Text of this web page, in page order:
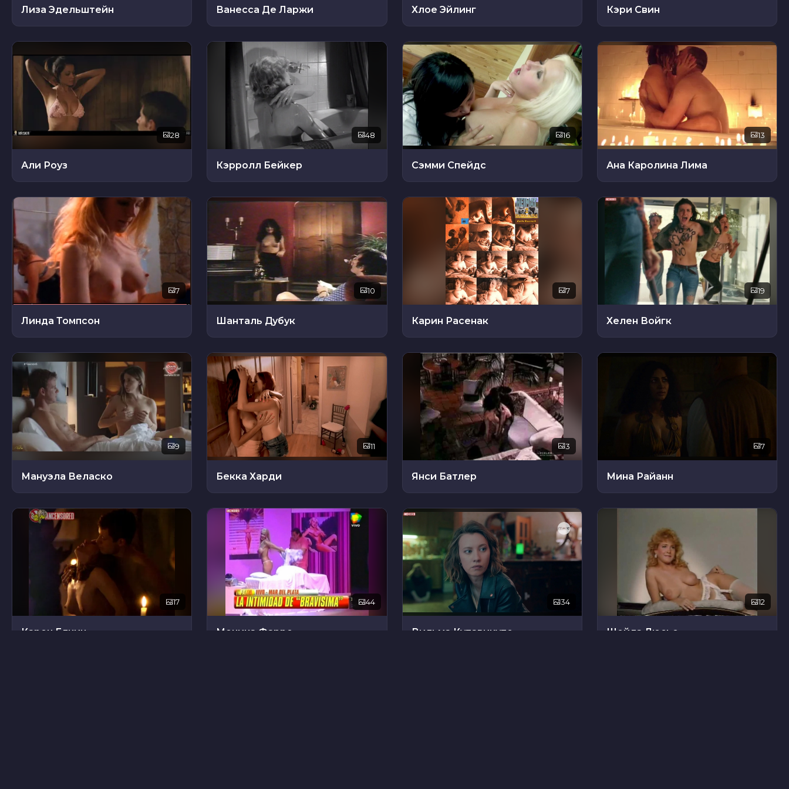
Лиза Эдельштейн Ванесса Де Ларжи Хлое Эйлинг Кэри Свин
28
Али Роуз
48
Кэрролл Бейкер
16
Сэмми Спейдс
13
Ана Каролина Лима
7
Линда Томпсон
10
Шанталь Дубук
7
Карин Расенак
19
Хелен Войгк
9
Мануэла Веласко
11
Бекка Харди
3
Янси Батлер
7
Мина Райанн
17
Карен Елкин
44
Моника Фарро
34
Вильма Кутавичуте
12
Шейла Люсье